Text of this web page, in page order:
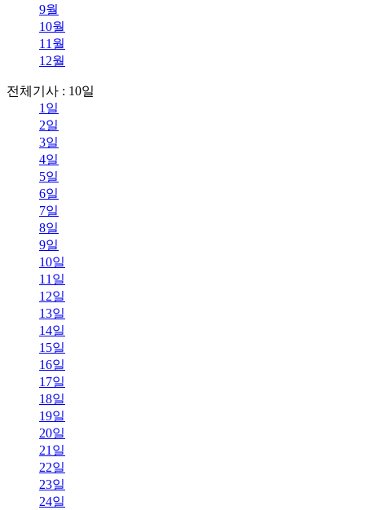
9월
10월
11월
12월
전체기사 : 10일
1일
2일
3일
4일
5일
6일
7일
8일
9일
10일
11일
12일
13일
14일
15일
16일
17일
18일
19일
20일
21일
22일
23일
24일